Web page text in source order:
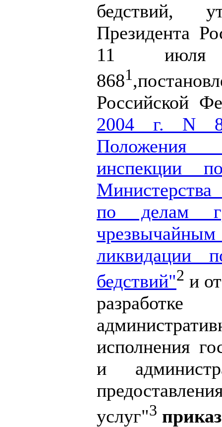
бедствий,
Президента
11
8681
Российской
2004 г. N
Положения
инспекции
по делам
ликвидации
бедствий"2 и
исполнения
и
услуг"3